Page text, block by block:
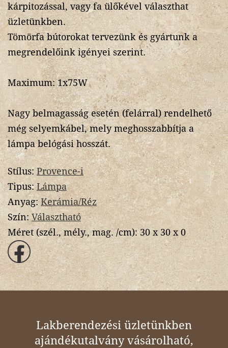
kárpitozással, vagy fa ülőkével választhat
üzletünkben.
Tömörfa bútorokat tervezünk és gyártunk a
megrendelőink igényei szerint.
Maximum: 1x75W
Nagy belmagasság esetén (felárral) rendelhető
még selyemkábel, mely meghosszabbítja a
lámpa belógási hosszát.
Stílus:Provence-i
Tipus:Lámpa
Anyag:Kerámia/Réz
Szín: Választható
Méret (szél., mély., mag. /cm):30 x 30 x 0
Lakberendezési üzletünkben
ajándékutalvány vásárolható,